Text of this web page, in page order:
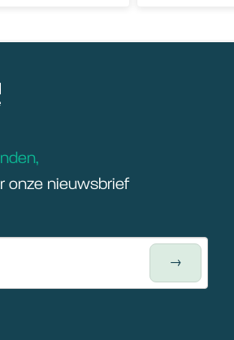
onze nieuwsbrief